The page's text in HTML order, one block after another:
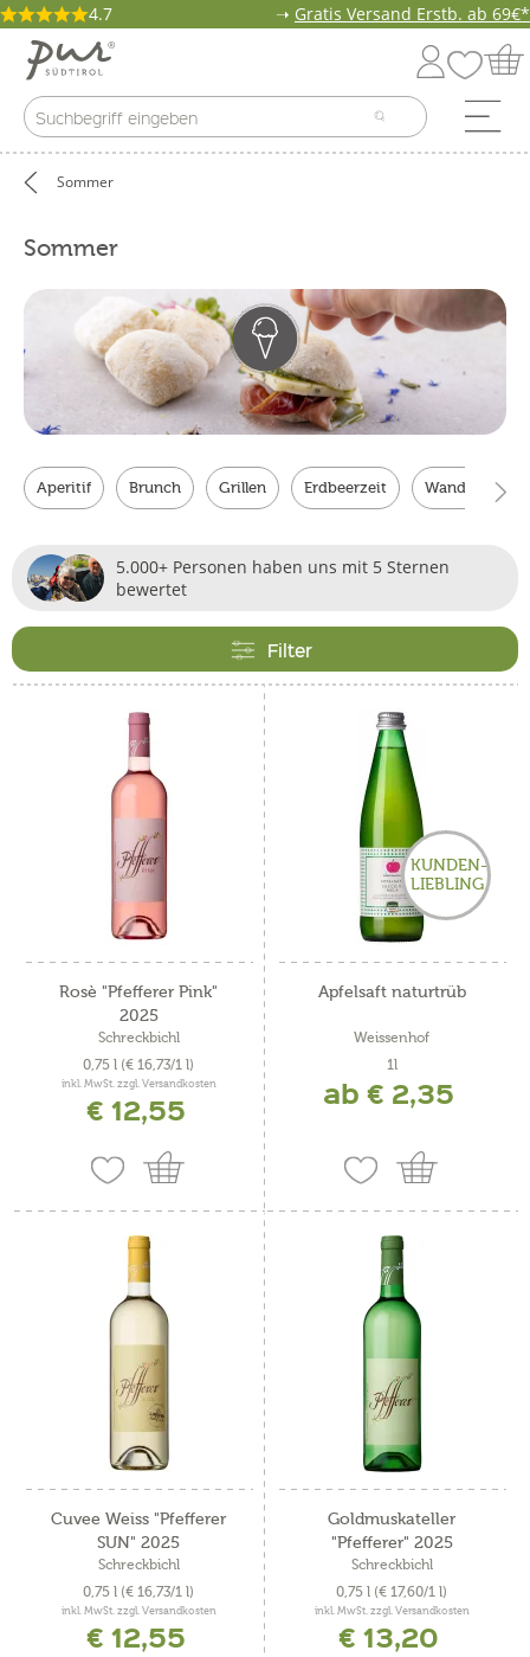
4.7 ➝ Gratis Versand Erstb. ab 69€*
Sommer
Sommer
Aperitif Brunch Grillen Erdbeerzeit Wandern
5.000+ Personen haben uns mit 5 Sternen
bewertet
Filter
Rosè "Pfefferer Pink"
2025
Schreckbichl
0,75 l (€ 16,73/1 l)
inkl. MwSt. zzgl. Versandkosten
€ 12,55
KUNDEN-
LIEBLING
Apfelsaft naturtrüb
Weissenhof
1l
ab € 2,35
Cuvee Weiss "Pfefferer
SUN" 2025
Schreckbichl
0,75 l (€ 16,73/1 l)
inkl. MwSt. zzgl. Versandkosten
€ 12,55
Goldmuskateller
"Pfefferer" 2025
Schreckbichl
0,75 l (€ 17,60/1 l)
inkl. MwSt. zzgl. Versandkosten
€ 13,20